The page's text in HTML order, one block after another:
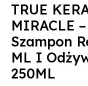
TRUE
MIRACLE
Szampon
ML I
250ML